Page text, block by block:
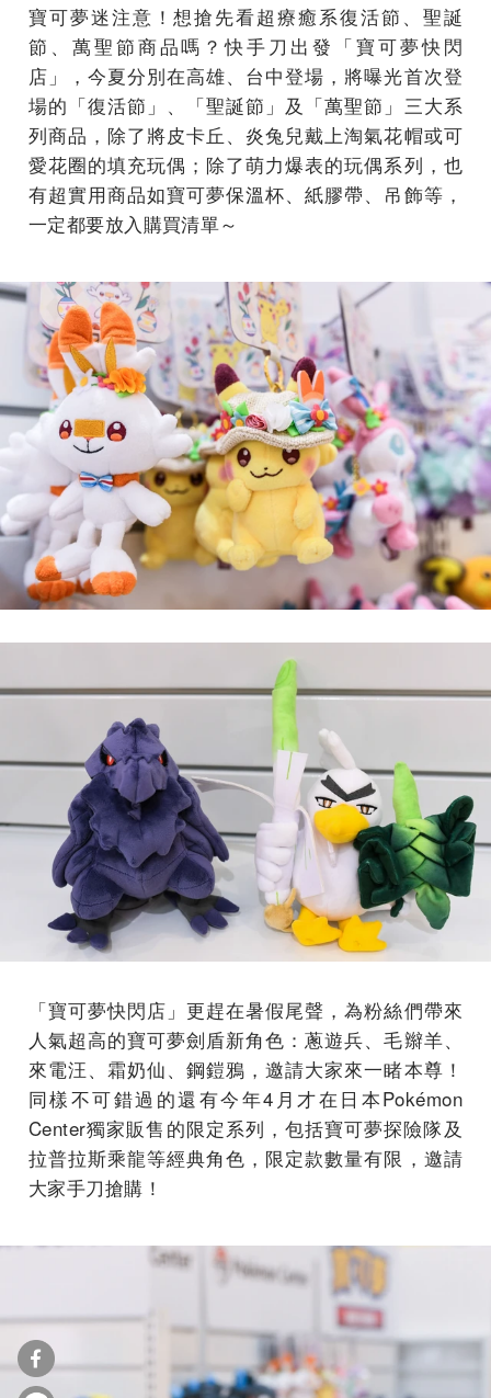
寶可夢迷注意！想搶先看超療癒系復活節、聖誕
節、萬聖節商品嗎？快手刀出發「寶可夢快閃
店」，今夏分別在高雄、台中登場，將曝光首次登
場的「復活節」、「聖誕節」及「萬聖節」三大系
列商品，除了將皮卡丘、炎兔兒戴上淘氣花帽或可
愛花圈的填充玩偶；除了萌力爆表的玩偶系列，也
有超實用商品如寶可夢保溫杯、紙膠帶、吊飾等，
一定都要放入購買清單～
「寶可夢快閃店」更趕在暑假尾聲，為粉絲們帶來
人氣超高的寶可夢劍盾新角色：蔥遊兵、毛辮羊、
來電汪、霜奶仙、鋼鎧鴉，邀請大家來一睹本尊！
同樣不可錯過的還有今年4月才在日本Pokémon
Center獨家販售的限定系列，包括寶可夢探險隊及
拉普拉斯乘龍等經典角色，限定款數量有限，邀請
大家手刀搶購！